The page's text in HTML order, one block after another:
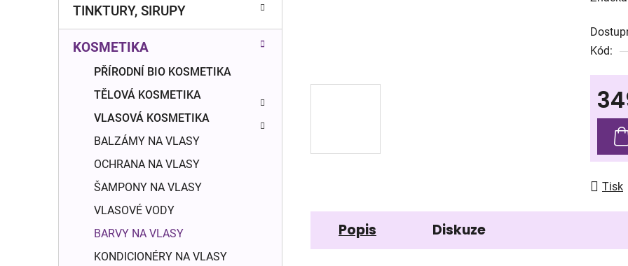
TINKTURY, SIRUPY
KOSMETIKA
PŘÍRODNÍ BIO KOSMETIKA
TĚLOVÁ KOSMETIKA
VLASOVÁ KOSMETIKA
BALZÁMY NA VLASY
OCHRANA NA VLASY
ŠAMPONY NA VLASY
VLASOVÉ VODY
BARVY NA VLASY
KONDICIONÉRY NA VLASY
je
0,0
z
Kód:
Tisk
Popis Diskuze